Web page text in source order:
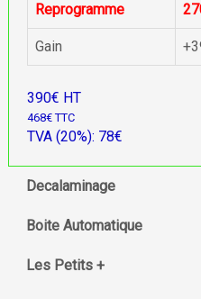
Reprogramme
Gain
390€ HT
468€ TTC
TVA (20%): 78€
Decalaminage
Boite Automatique
Les Petits +